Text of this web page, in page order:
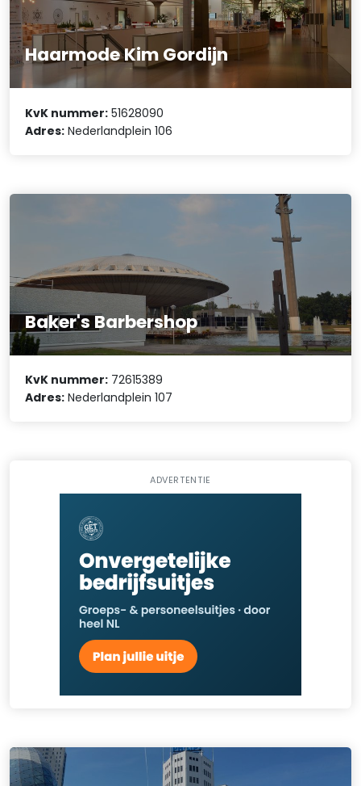
Haarmode Kim Gordijn
KvK nummer: 51628090
Adres: Nederlandplein 106
Baker's Barbershop
KvK nummer: 72615389
Adres: Nederlandplein 107
ADVERTENTIE